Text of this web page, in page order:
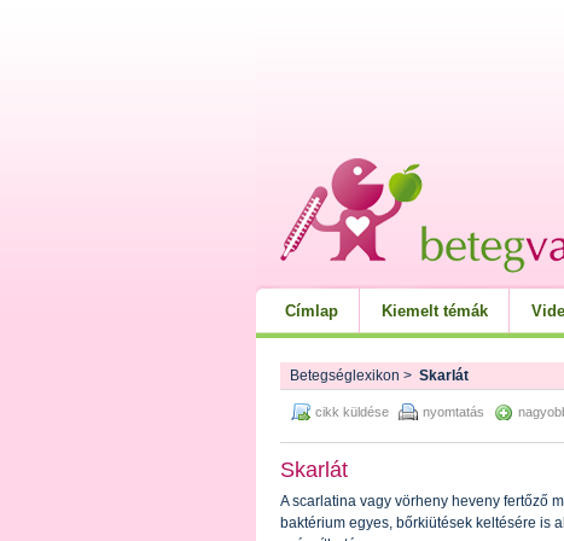
Címlap Kiemelt témák
Betegséglexikon > Skarlát
cikk küldése nyomtatás
Skarlát
A scarlatina vagy vörheny heveny fertőző
baktérium egyes, bőrkiütések keltésére is